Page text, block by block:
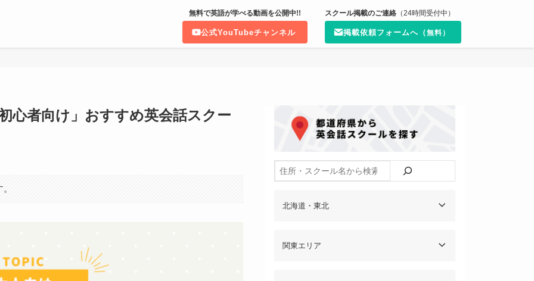
無料で英語が学べる動画を公開中!!
公式YouTubeチャンネル
スクール掲載のご連絡（24時間受付中）
掲載依頼フォームへ（無料）
心者向け」おすすめ英会話スクー
検索
北海道・東北
関東エリア